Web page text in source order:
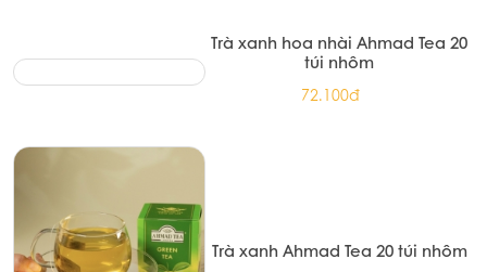
Trà xanh hoa nhài Ahmad Tea 20
túi nhôm
72.100đ
Trà xanh Ahmad Tea 20 túi nhôm